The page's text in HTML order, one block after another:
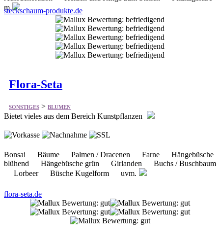
m
steckschaum-produkte.de
Flora-Seta
SONSTIGES > BLUMEN
Bietet vieles aus dem Bereich Kunstpflanzen
Bonsai Bäume Palmen / Dracenen Farne Hängebüsche
blühend Hängebüsche grün Girlanden Buchs / Buschbaum
Lorbeer Büsche Kugelform uvm.
flora-seta.de